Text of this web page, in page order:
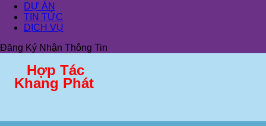
DỰ ÁN
TIN TỨC
DỊCH VỤ
Đăng Ký Nhận Thông Tin
Hợp Tác
Khang Phát